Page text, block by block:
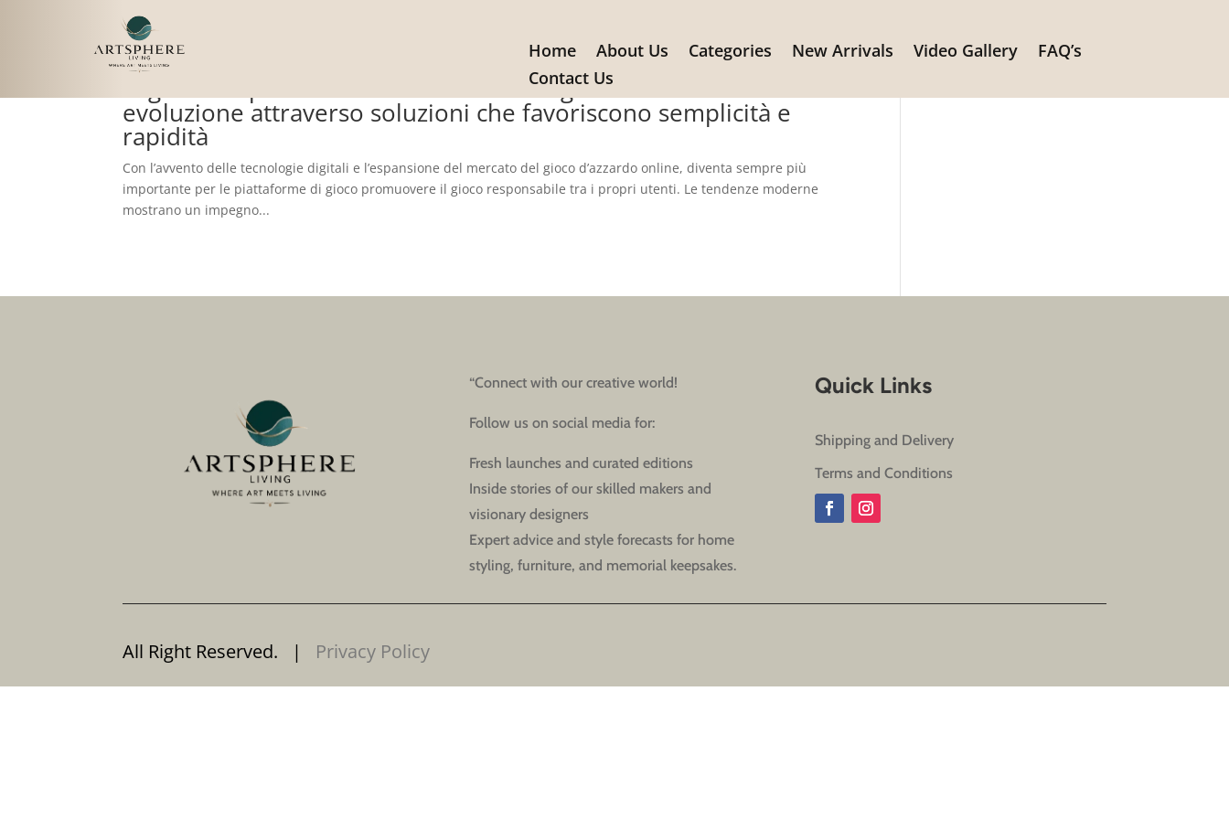
Home About Us Categories New Arrivals Video Gallery
FAQ’s
Contact Us
Tendenze moderne che caratterizzano le piattaforme orientate
al gioco responsabile in un ambiente digitale in continua
evoluzione attraverso soluzioni che favoriscono semplicità e
rapidità
Con l’avvento delle tecnologie digitali e l’espansione del mercato del gioco d’azzardo online, diventa sempre più
importante per le piattaforme di gioco promuovere il gioco responsabile tra i propri utenti. Le tendenze moderne
mostrano un impegno...
“Connect with our creative world!
Follow us on social media for:
Fresh launches and curated editions
Inside stories of our skilled makers and
visionary designers
Expert advice and style forecasts for home
styling, furniture, and memorial keepsakes.
Quick Links
Shipping and Delivery
Terms and Conditions
All Right Reserved. | Privacy Policy